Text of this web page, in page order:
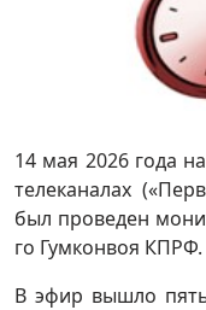
14 мая 2026 года
телеканалах
был проведен
го Гумконвоя КПРФ.
В эфир вышло